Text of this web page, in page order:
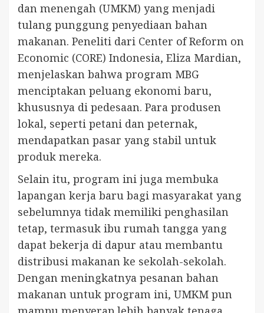
dan menengah (UMKM) yang menjadi
tulang punggung penyediaan bahan
makanan. Peneliti dari Center of Reform on
Economic (CORE) Indonesia, Eliza Mardian,
menjelaskan bahwa program MBG
menciptakan peluang ekonomi baru,
khususnya di pedesaan. Para produsen
lokal, seperti petani dan peternak,
mendapatkan pasar yang stabil untuk
produk mereka.
Selain itu, program ini juga membuka
lapangan kerja baru bagi masyarakat yang
sebelumnya tidak memiliki penghasilan
tetap, termasuk ibu rumah tangga yang
dapat bekerja di dapur atau membantu
distribusi makanan ke sekolah-sekolah.
Dengan meningkatnya pesanan bahan
makanan untuk program ini, UMKM pun